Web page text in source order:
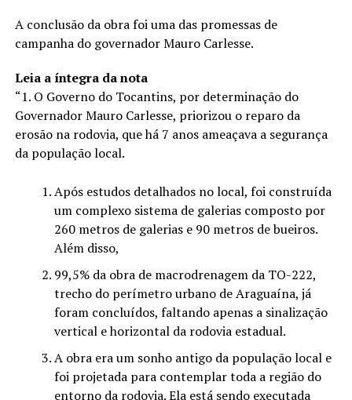
A conclusão da obra foi uma das promessas de
campanha do governador Mauro Carlesse.
Leia a íntegra da nota
“1. O Governo do Tocantins, por determinação do
Governador Mauro Carlesse, priorizou o reparo da
erosão na rodovia, que há 7 anos ameaçava a segurança
da população local.
Após estudos detalhados no local, foi construída
um complexo sistema de galerias composto por
260 metros de galerias e 90 metros de bueiros.
Além disso,
99,5% da obra de macrodrenagem da TO-222,
trecho do perímetro urbano de Araguaína, já
foram concluídos, faltando apenas a sinalização
vertical e horizontal da rodovia estadual.
A obra era um sonho antigo da população local e
foi projetada para contemplar toda a região do
entorno da rodovia. Ela está sendo executada